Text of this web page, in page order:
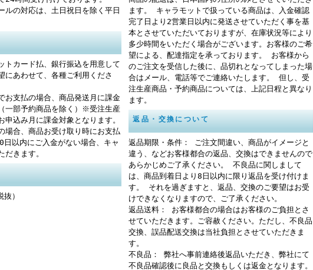
ルの対応は、土日祝日を除く平日
トカード払、銀行振込を用意して
にあわせて、各種ご利用くださ
お支払の場合、商品発送月に課金
一部予約商品を除く）※受注生産
申込み月に課金対象となります。
場合、商品お受け取り時にお支払
以内にご入金がない場合、キャ
だきます。
）
ます。 キャラモットで扱っている商品は、入金確認
完了日より2営業日以内に発送させていただく事を基
本とさせていただいておりますが、在庫状況等により
多少時間をいただく場合がございます。お客様のご希
望による、配達指定を承っております。 お客様から
のご注文を受信した後に、品切れとなってしまった場
合はメール、電話等でご連絡いたします。 但し、受
注生産商品・予約商品については、上記日程と異なり
ます。
返品・交換について
返品期限・条件： ご注文間違い、商品がイメージと
違う、などお客様都合の返品、交換はできませんので
あらかじめご了承ください。 不良品に関しまして
は、商品到着日より8日以内に限り返品を受け付けま
す。 それを過ぎますと、返品、交換のご要望はお受
けできなくなりますので、ご了承ください。
返品送料： お客様都合の場合はお客様のご負担とさ
せていただきます。ご容赦ください。ただし、不良品
交換、誤品配送交換は当社負担とさせていただきま
す。
不良品： 弊社へ事前連絡後返品いただき、弊社にて
不良品確認後に良品と交換もしくは返金となります。